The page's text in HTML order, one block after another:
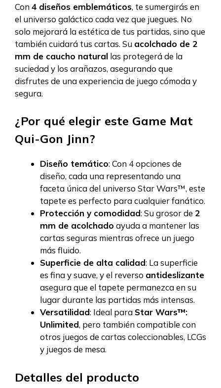
Con4 diseños emblemáticos, te sumergirás en
el universo galáctico cada vez que juegues. No
solo mejorará la estética de tus partidas, sino que
también cuidará tus cartas. Su acolchado de 2
mm de caucho natural las protegerá de la
suciedad y los arañazos, asegurando que
disfrutes de una experiencia de juego cómoda y
segura.
¿Por qué elegir este Game Mat
Qui-Gon Jinn?
Diseño temático: Con 4 opciones de
diseño, cada una representando una
faceta única del universo Star Wars™, este
tapete es perfecto para cualquier fanático.
Protección y comodidad: Su grosor de 2
mm de acolchado ayuda a mantener las
cartas seguras mientras ofrece un juego
más fluido.
Superficie de alta calidad: La superficie
es fina y suave, y el reverso antideslizante
asegura que el tapete permanezca en su
lugar durante las partidas más intensas.
Versatilidad: Ideal para Star Wars™:
Unlimited, pero también compatible con
otros juegos de cartas coleccionables, LCGs
y juegos de mesa.
Detalles del producto